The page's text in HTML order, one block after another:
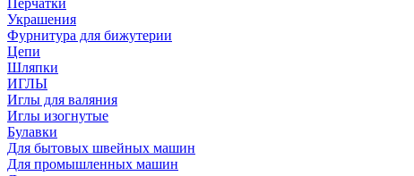
Перчатки
Украшения
Фурнитура для бижутерии
Цепи
Шляпки
ИГЛЫ
Иглы для валяния
Иглы изогнутые
Булавки
Для бытовых швейных машин
Для промышленных машин